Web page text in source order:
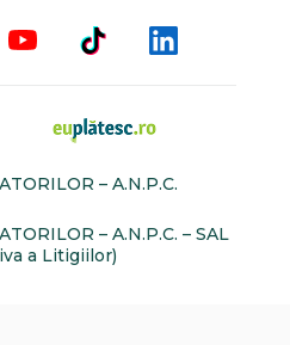
– A.N.P.C.
– A.N.P.C. – SAL
a Litigiilor)